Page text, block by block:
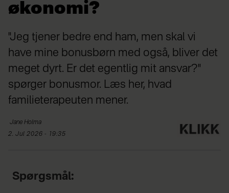
økonomi?
"Jeg tjener bedre end ham, men skal vi
have mine bonusbørn med også, bliver det
meget dyrt. Er det egentlig mit ansvar?"
spørger bonusmor. Læs her, hvad
familieterapeuten mener.
Jane Holma
2. Jul 2026 - 19:35
Spørgsmål: